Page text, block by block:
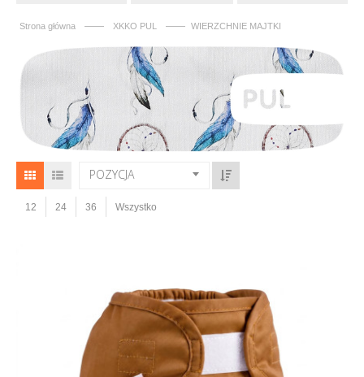
Strona główna —— XKKO PUL —— WIERZCHNIE MAJTKI
POZYCJA
12 24 36 Wszystko